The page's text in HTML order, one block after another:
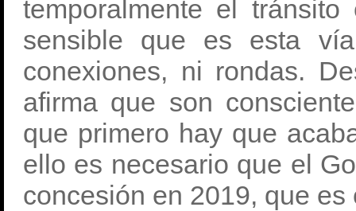
temporalmente el
sensible que es esta
conexiones, ni rondas.
afirma que son
que primero hay que
ello es necesario que el
concesión en 2019, que es